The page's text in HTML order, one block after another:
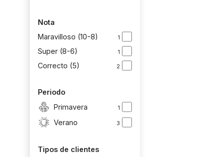
Nota
Maravilloso (10-8)
1
Super (8-6) 1
Correcto (5) 2
Periodo
Primavera
1
Verano 3
Tipos de clientes